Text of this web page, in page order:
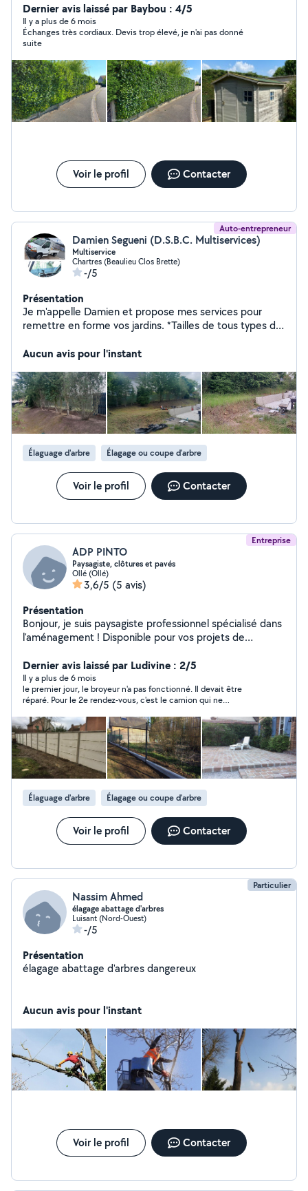
d'infiltration des eaux -rénovation des courtière en tout
genre est cheminée Votre maison vous protège
protégez-la Pour un un prix très étudié offrez vous à
votre habitation un ravalement ou traitements de
toiture en tout genre
Dernier avis laissé par Baybou : 4/5
Il y a plus de 6 mois
Échanges très cordiaux. Devis trop élevé, je n'ai pas donné
suite
Voir le profil Contacter
Auto-entrepreneur
Damien Segueni (D.S.B.C. Multiservices)
Multiservice
Chartres (Beaulieu Clos Brette)
-/5
Présentation
Je m'appelle Damien et propose mes services pour
remettre en forme vos jardins. *Tailles de tous types de
services. Debaras transport de marchandises. Je suis
Aucun avis pour l'instant
Élaguage d'arbre Élagage ou coupe d'arbre
Voir le profil Contacter
Entreprise
ADP PINTO
Paysagiste, clôtures et pavés
Ollé (Ollé)
3,6/5 (5 avis)
Présentation
Bonjour, je suis paysagiste professionnel spécialisé dans
l'aménagement ! Disponible pour vos projets de
rapidement afin de trouver les meilleures solutions pour
vos extérieurs.
Dernier avis laissé par Ludivine : 2/5
Il y a plus de 6 mois
le premier jour, le broyeur n'a pas fonctionné. Il devait être
réparé. Pour le 2e rendez-vous, c'est le camion qui ne
Élaguage d'arbre Élagage ou coupe d'arbre
Voir le profil Contacter
Particulier
Nassim Ahmed
élagage abattage d'arbres
Luisant (Nord-Ouest)
-/5
Présentation
élagage abattage d'arbres dangereux
Aucun avis pour l'instant
Voir le profil Contacter